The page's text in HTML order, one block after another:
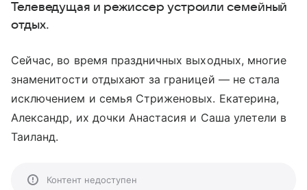
Телеведущая и режиссер устроили семейный
отдых.
Сейчас, во время праздничных выходных, многие
знаменитости отдыхают за границей — не стала
исключением и семья Стриженовых. Екатерина,
Александр, их дочки Анастасия и Саша улетели в
Таиланд.
Контент недоступен